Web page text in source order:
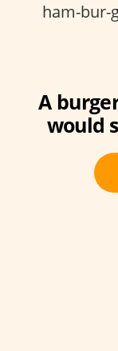
ham-bur-
A
would